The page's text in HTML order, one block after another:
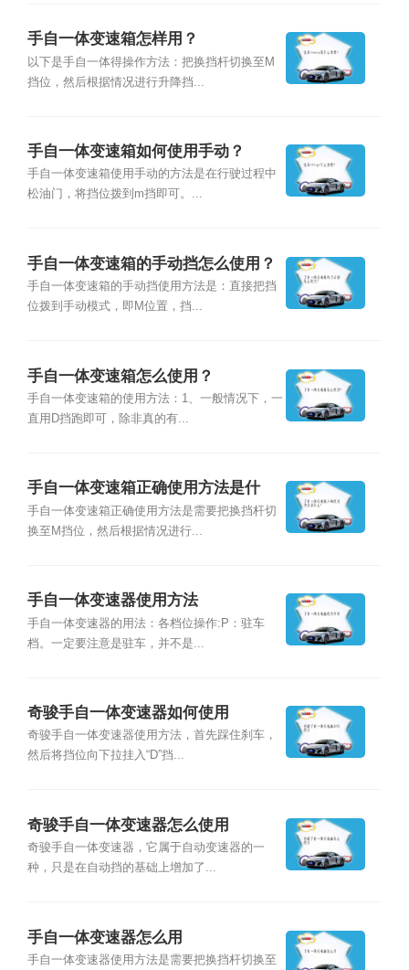
手自一体变速箱怎样用？
以下是手自一体得操作方法：把换挡杆切换至M
挡位，然后根据情况进行升降挡...
手自一体变速箱如何使用手动？
手自一体变速箱使用手动的方法是在行驶过程中
松油门，将挡位拨到m挡即可。...
手自一体变速箱的手动挡怎么使用？
手自一体变速箱的手动挡使用方法是：直接把挡
位拨到手动模式，即M位置，挡...
手自一体变速箱怎么使用？
手自一体变速箱的使用方法：1、一般情况下，一
直用D挡跑即可，除非真的有...
手自一体变速箱正确使用方法是什
么？
手自一体变速箱正确使用方法是需要把换挡杆切
换至M挡位，然后根据情况进行...
手自一体变速器使用方法
手自一体变速器的用法：各档位操作:P：驻车
档。一定要注意是驻车，并不是...
奇骏手自一体变速器如何使用
奇骏手自一体变速器使用方法，首先踩住刹车，
然后将挡位向下拉挂入“D”挡...
奇骏手自一体变速器怎么使用
奇骏手自一体变速器，它属于自动变速器的一
种，只是在自动挡的基础上增加了...
手自一体变速器怎么用
手自一体变速器使用方法是需要把换挡杆切换至